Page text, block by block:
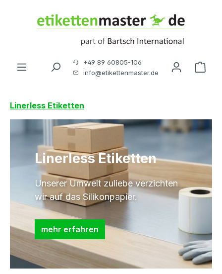
Zum Hauptinhalt springen
+49 89 60805-106
info@etikettenmaster.de
Linerless Etiketten
Linerless Etiketten
Unserer Umwelt zuliebe verzichten
wir auf das Silikonpapier.
mehr erfahren